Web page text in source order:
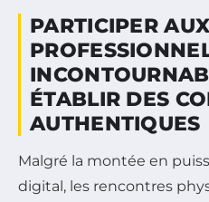
PARTICIPER
ÉTABLIR DES
AUTHENTIQUES
Malgré la montée en
digital, les rencontres